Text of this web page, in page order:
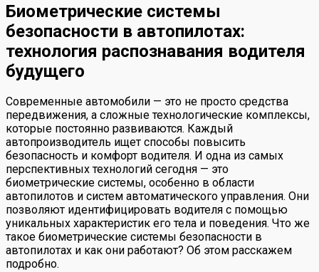
Биометрические системы
безопасности в автопилотах:
технология распознавания водителя
будущего
Современные автомобили — это не просто средства
передвижения, а сложные технологические комплексы,
которые постоянно развиваются. Каждый
автопроизводитель ищет способы повысить
безопасность и комфорт водителя. И одна из самых
перспективных технологий сегодня — это
биометрические системы, особенно в области
автопилотов и систем автоматического управления. Они
позволяют идентифицировать водителя с помощью
уникальных характеристик его тела и поведения. Что же
такое биометрические системы безопасности в
автопилотах и как они работают? Об этом расскажем
подробно.